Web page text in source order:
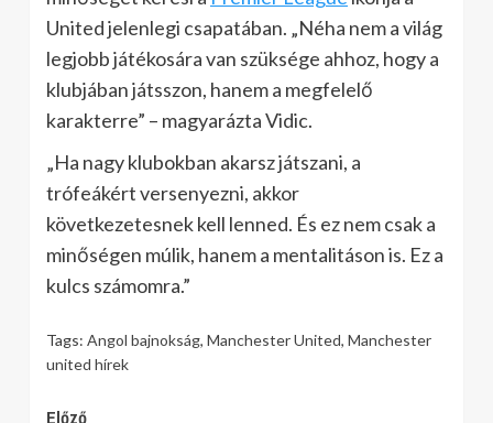
United jelenlegi csapatában. „Néha nem a világ
legjobb játékosára van szüksége ahhoz, hogy a
klubjában játsszon, hanem a megfelelő
karakterre” – magyarázta Vidic.
„Ha nagy klubokban akarsz játszani, a
trófeákért versenyezni, akkor
következetesnek kell lenned. És ez nem csak a
minőségen múlik, hanem a mentalitáson is. Ez a
kulcs számomra.”
Tags: Angol bajnokság, Manchester United, Manchester
united hírek
Előző